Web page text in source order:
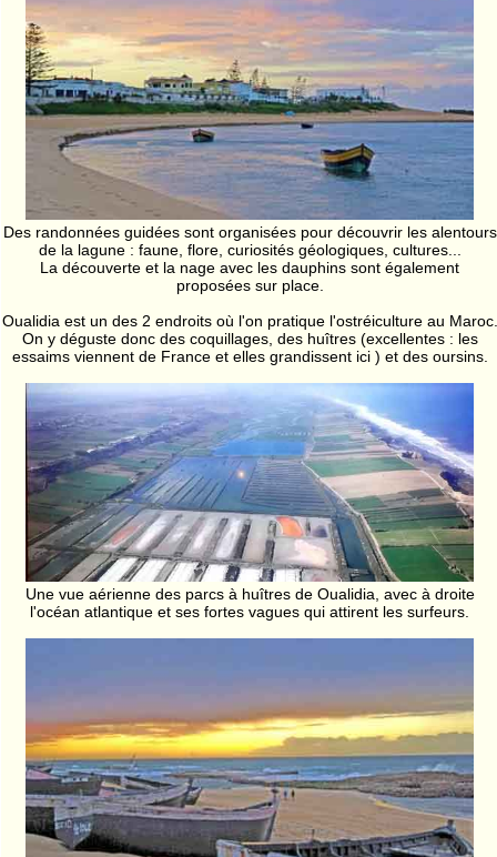
Des randonnées guidées sont organisées pour découvrir les alentours
de la lagune : faune, flore, curiosités géologiques, cultures...
La découverte et la nage avec les dauphins sont également
proposées sur place.
Oualidia est un des 2 endroits où l'on pratique l'ostréiculture au Maroc.
On y déguste donc des coquillages, des huîtres (excellentes : les
essaims viennent de France et elles grandissent ici ) et des oursins.
Une vue aérienne des parcs à huîtres de Oualidia, avec à droite
l'océan atlantique et ses fortes vagues qui attirent les surfeurs.